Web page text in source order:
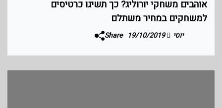
אוהבים משחקי יורוליג? כך תשיגו כרטיסים
למשחקים במחיר משתלם
יוסי 19/10/2019
Share